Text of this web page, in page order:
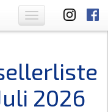
Toggle
navigation
2026